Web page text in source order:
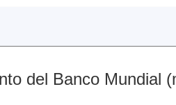
del Banco Mundial